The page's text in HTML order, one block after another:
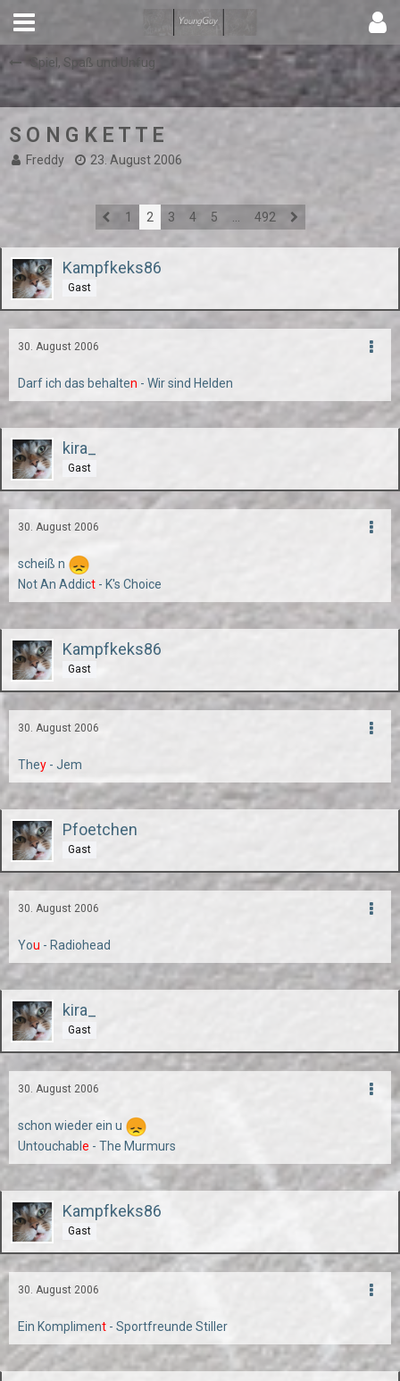
Spiel, Spaß und Unfug
S O N G K E T T E
Freddy 23. August 2006
1 2 3 4 5 492
Kampfkeks86
Gast
30. August 2006
Darf ich das behalten - Wir sind Helden
kira_
Gast
30. August 2006
scheiß n
Not An Addict - K's Choice
Kampfkeks86
Gast
30. August 2006
They - Jem
Pfoetchen
Gast
30. August 2006
You - Radiohead
kira_
Gast
30. August 2006
schon wieder ein u
Untouchabl e - The Murmurs
Kampfkeks86
Gast
30. August 2006
Ein Kompliment - Sportfreunde Stiller